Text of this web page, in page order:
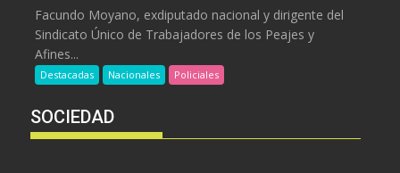
Facundo Moyano, exdiputado nacional y dirigente del
Sindicato Único de Trabajadores de los Peajes y
Afines...
Destacadas Nacionales Policiales
SOCIEDAD